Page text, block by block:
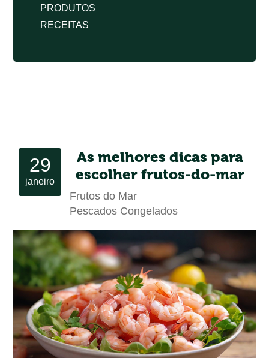
PRODUTOS
RECEITAS
29
janeiro
As melhores dicas para
escolher frutos-do-mar
Frutos do Mar
Pescados Congelados